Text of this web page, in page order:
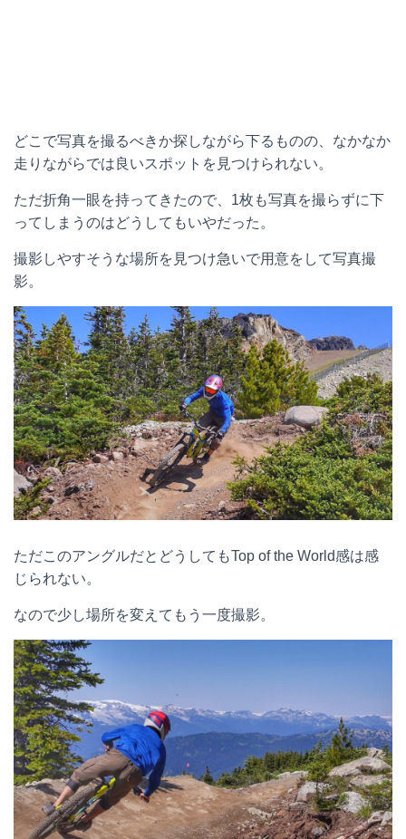
どこで写真を撮るべきか探しながら下るものの、なかなか
走りながらでは良いスポットを見つけられない。
ただ折角一眼を持ってきたので、1枚も写真を撮らずに下
ってしまうのはどうしてもいやだった。
撮影しやすそうな場所を見つけ急いで用意をして写真撮
影。
ただこのアングルだとどうしてもTop of the World感は感
じられない。
なので少し場所を変えてもう一度撮影。